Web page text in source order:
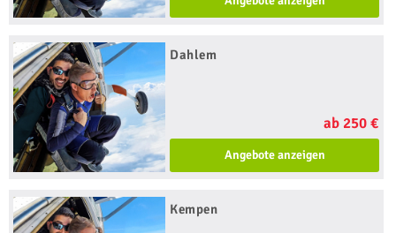
Dahlem
ab 250 €
Angebote anzeigen
Kempen